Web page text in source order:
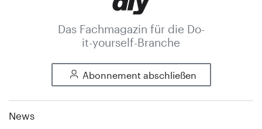
Das Fachmagazin für die Do-
it-yourself-Branche
Abonnement abschließen
News